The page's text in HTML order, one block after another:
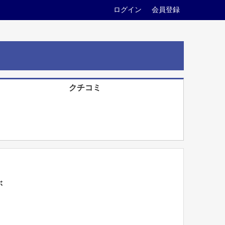
ログイン 会員登録
クチコミ